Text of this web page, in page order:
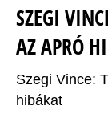
SZEGI
AZ APRÓ
Szegi Vince:
hibákat